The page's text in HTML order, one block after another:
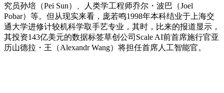
究员孙培（Pei Sun）、人类学工程师乔尔・波巴（Joel
Pobar）等。但从现实来看，庞若鸣1998年本科结业于上海交
通大学进修计较机科学取手艺专业，其时，比来的报道显示，
其投资143亿美元的数据标签草创公司Scale AI前首席施行官亚
历山德拉・王（Alexandr Wang）将担任首席人工智能官。